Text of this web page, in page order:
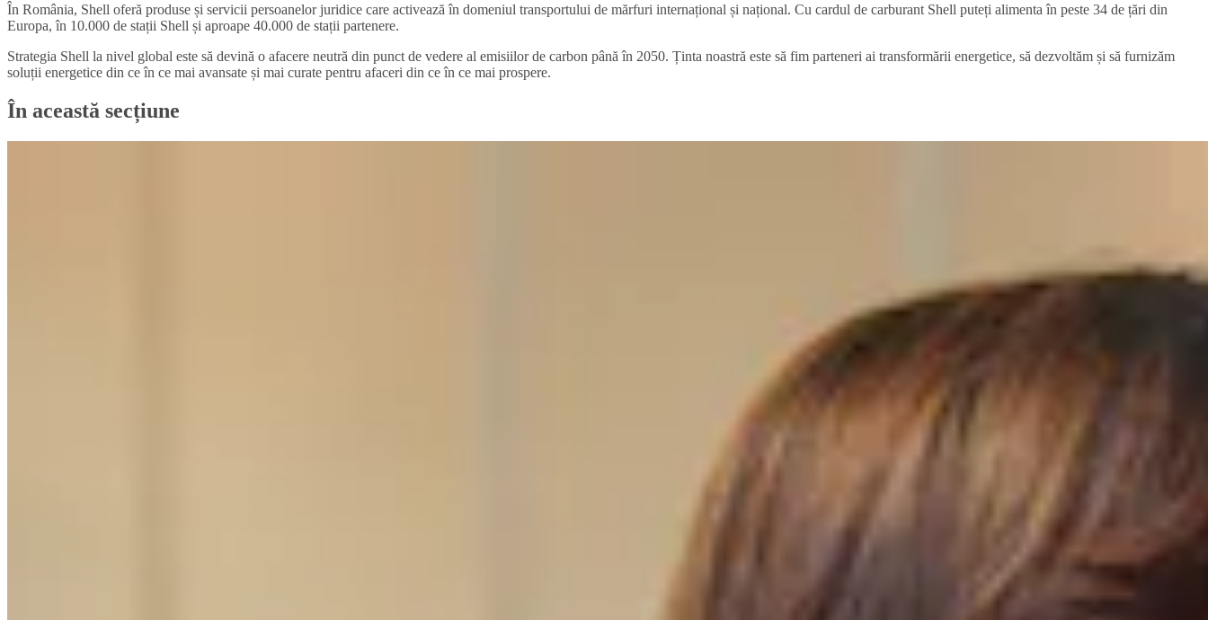
În România, Shell oferă produse și servicii persoanelor juridice care activează în domeniul transportului de mărfuri internațional și național. Cu cardul de carburant Shell puteți alimenta în peste 34 de țări din
Europa, în 10.000 de stații Shell și aproape 40.000 de stații partenere.
Strategia Shell la nivel global este să devină o afacere neutră din punct de vedere al emisiilor de carbon până în 2050. Ținta noastră este să fim parteneri ai transformării energetice, să dezvoltăm și să furnizăm
soluții energetice din ce în ce mai avansate și mai curate pentru afaceri din ce în ce mai prospere.
În această secțiune